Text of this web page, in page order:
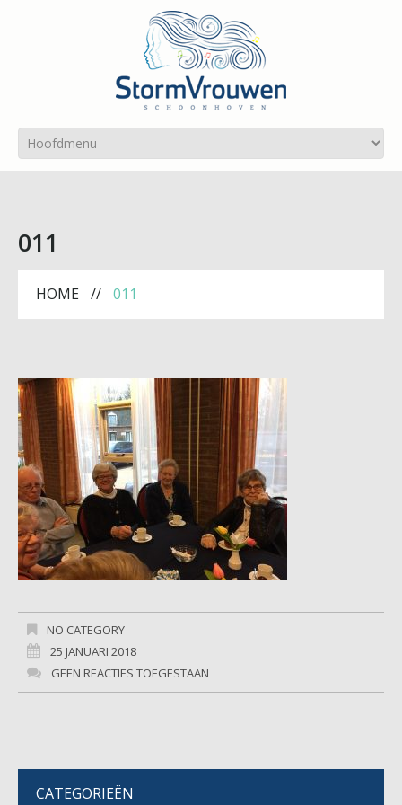
011
HOME 011
NO CATEGORY
25 JANUARI 2018
GEEN REACTIES TOEGESTAAN
CATEGORIEËN